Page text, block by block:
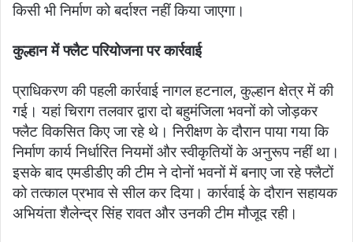
किसी भी निर्माण को बर्दाश्त नहीं किया जाएगा।
कुल्हान में फ्लैट परियोजना पर कार्रवाई
प्राधिकरण की पहली कार्रवाई नागल हटनाल, कुल्हान क्षेत्र में की
गई। यहां चिराग तलवार द्वारा दो बहुमंजिला भवनों को जोड़कर
फ्लैट विकसित किए जा रहे थे। निरीक्षण के दौरान पाया गया कि
निर्माण कार्य निर्धारित नियमों और स्वीकृतियों के अनुरूप नहीं था।
इसके बाद एमडीडीए की टीम ने दोनों भवनों में बनाए जा रहे फ्लैटों
को तत्काल प्रभाव से सील कर दिया। कार्रवाई के दौरान सहायक
अभियंता शैलेन्द्र सिंह रावत और उनकी टीम मौजूद रही।